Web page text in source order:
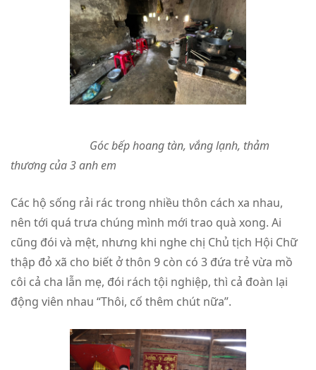
Góc bếp hoang tàn, vắng lạnh, thảm
thương của 3 anh em
Các hộ sống rải rác trong nhiều thôn cách xa nhau,
nên tới quá trưa chúng mình mới trao quà xong. Ai
cũng đói và mệt, nhưng khi nghe chị Chủ tịch Hội Chữ
thập đỏ xã cho biết ở thôn 9 còn có 3 đứa trẻ vừa mồ
côi cả cha lẫn mẹ, đói rách tội nghiệp, thì cả đoàn lại
động viên nhau “Thôi, cố thêm chút nữa”.